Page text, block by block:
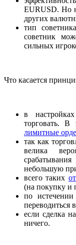
EURUSD. Но
других
тип
советник
сильных
Что касается
в
торговать. В
лимитные
так как
велика
небольшую
всего таких
(на покупку и
по
переводиться
если сделка
ничего.